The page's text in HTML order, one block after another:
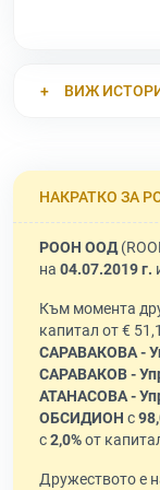
ВИЖ
НАКРАТКО ЗА
РООН ООД
на 04.07.2019 г.
Към момента
капитал от €
САРАВАКОВА -
САРАВАКОВ -
АТАНАСОВА -
ОБСИДИОН с
с2,0%от
Дружеството е